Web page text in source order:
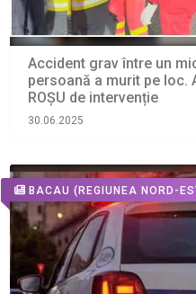
Accident grav între un
persoană a murit pe loc.
ROȘU de intervenție
30.06.2025
BACAU (REGIUNEA NORD-